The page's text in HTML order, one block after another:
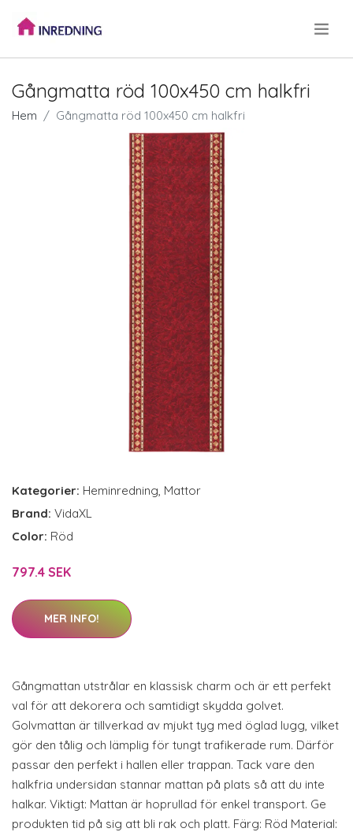
Gångmatta röd 100x450 cm halkfri
Hem Gångmatta röd 100x450 cm halkfri
Kategorier: Heminredning, Mattor
Brand: VidaXL
Color: Röd
797.4 SEK
MER INFO!
Gångmattan utstrålar en klassisk charm och är ett perfekt
val för att dekorera och samtidigt skydda golvet.
Golvmattan är tillverkad av mjukt tyg med öglad lugg, vilket
gör den tålig och lämplig för tungt trafikerade rum. Därför
passar den perfekt i hallen eller trappan. Tack vare den
halkfria undersidan stannar mattan på plats så att du inte
halkar. Viktigt: Mattan är hoprullad för enkel transport. Ge
produkten tid på sig att bli rak och platt. Färg: Röd Material: